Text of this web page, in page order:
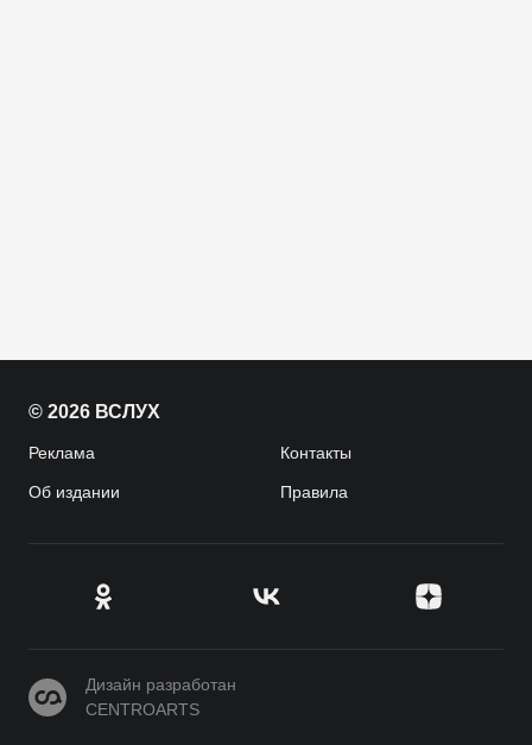
© 2026 ВСЛУХ
Реклама Контакты
Об издании Правила
CENTROARTS